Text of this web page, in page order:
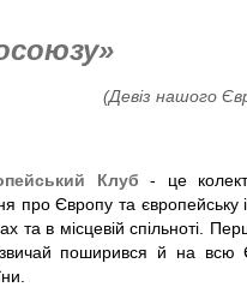
Клуб - це
про Європу та
та в місцевій спільноті.
поширився й на всю